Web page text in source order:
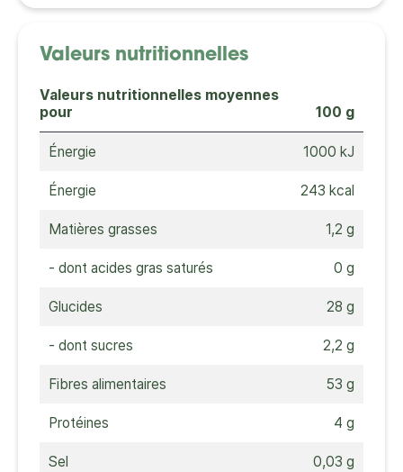
Valeurs nutritionnelles
Valeurs nutritionnelles moyennes
pour
100 g
Énergie 1000 kJ
Énergie 243 kcal
Matières grasses 1,2 g
- dont acides gras saturés 0 g
Glucides 28 g
- dont sucres 2,2 g
Fibres alimentaires 53 g
Protéines 4 g
Sel 0,03 g